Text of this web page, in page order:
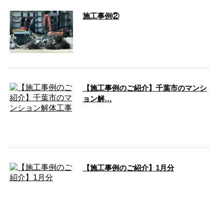
施工事例②
【施工事例のご紹介】千葉市のマンシ
ョン解…
【施工事例のご紹介】1月分